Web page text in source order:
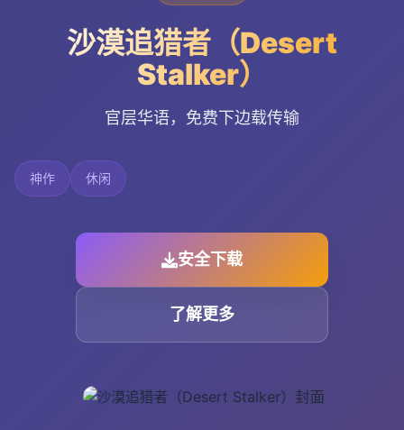
沙漠追猎者（Desert
Stalker）
官层华语，免费下边载传输
神作 休闲
安全下载
了解更多